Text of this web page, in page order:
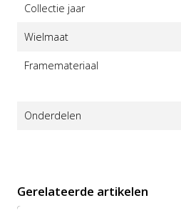
Collectie jaar
Wielmaat
Framemateriaal
Onderdelen
Gerelateerde artikelen